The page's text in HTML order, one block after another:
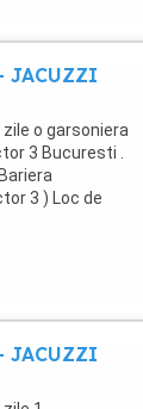
JACUZZI
o garsoniera
3 Bucuresti .
3 ) Loc de
JACUZZI